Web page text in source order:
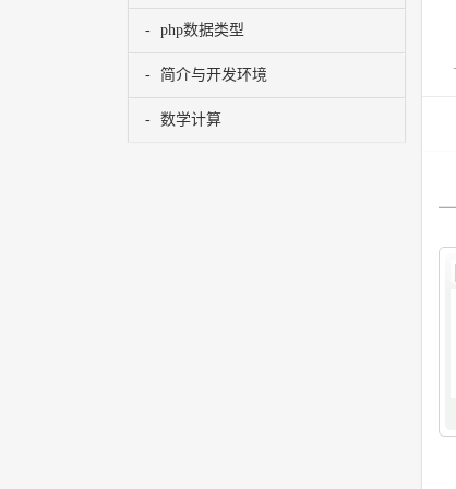
php数据类型
简介与开发环境
数学计算